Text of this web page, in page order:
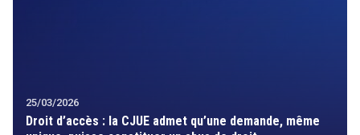
25/03/2026
Droit d’accès : la CJUE admet qu’une demande, même